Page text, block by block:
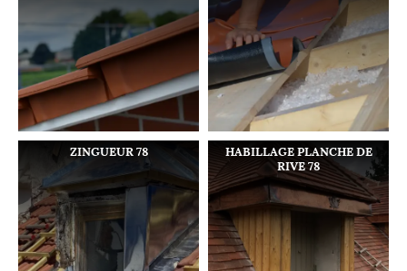
ZINGUEUR 78
HABILLAGE PLANCHE DE
RIVE 78